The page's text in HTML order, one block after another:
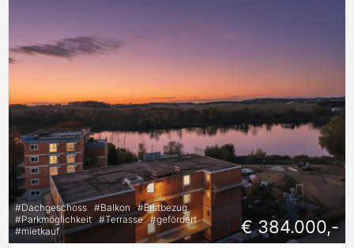
#Dachgeschoss #Balkon #Erstbezug
#Parkmöglichkeit #Terrasse #gefördert
#mietkauf € 384.000,-